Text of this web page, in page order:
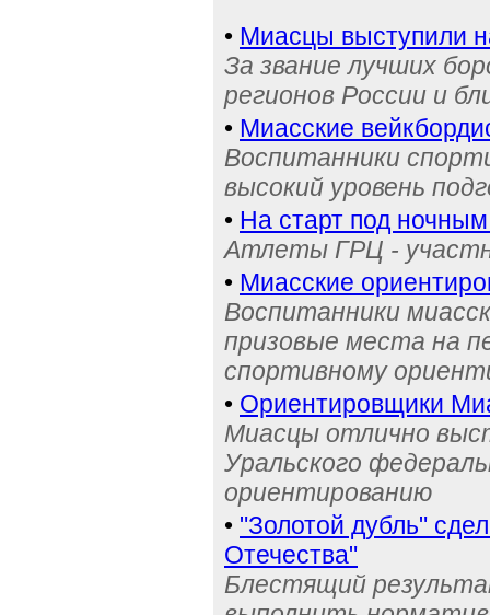
• Миасцы выступили
За звание лучших
регионов России и
• Миасские
Воспитанники
высокий уровень
• На старт под
Атлеты ГРЦ -
• Миасские
Воспитанники
призовые места на
спортивному
• Ориентировщики
Миасцы отлично
Уральского
ориентированию
• "Золотой дубль"
Отечества"
Блестящий